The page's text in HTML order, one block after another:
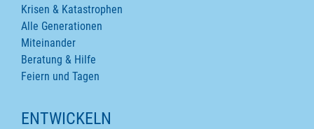
Krisen & Katastrophen
Alle Generationen
Miteinander
Beratung & Hilfe
Feiern und Tagen
ENTWICKELN